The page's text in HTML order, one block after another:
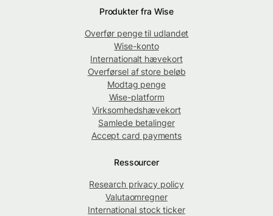
Produkter fra Wise
Overfør penge til udlandet
Wise-konto
Internationalt hævekort
Overførsel af store beløb
Modtag penge
Wise-platform
Virksomhedshævekort
Samlede betalinger
Accept card payments
Ressourcer
Research privacy policy
Valutaomregner
International stock ticker